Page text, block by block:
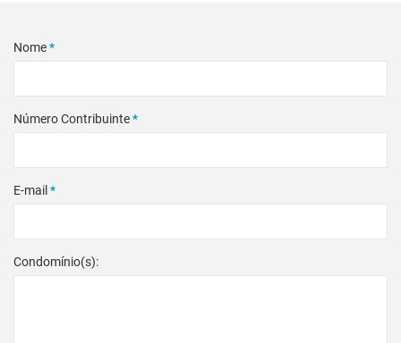
Nome*
Número Contribuinte*
E-mail *
Condomínio(s):